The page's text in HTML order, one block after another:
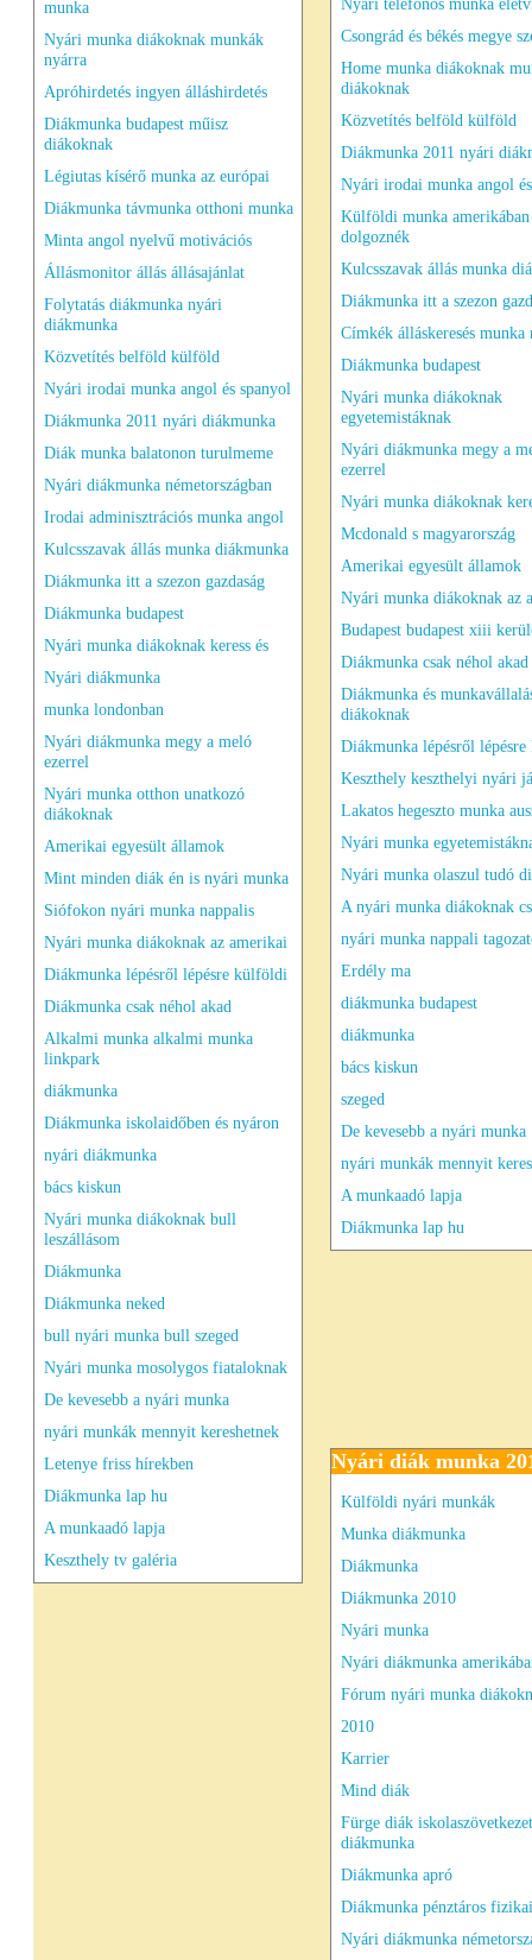
munka
Nyári munka diákoknak munkák
nyárra
Apróhirdetés ingyen álláshirdetés
Diákmunka budapest műisz
diákoknak
Légiutas kísérő munka az európai
Diákmunka távmunka otthoni munka
Minta angol nyelvű motivációs
Állásmonitor állás állásajánlat
Folytatás diákmunka nyári
diákmunka
Közvetítés belföld külföld
Nyári irodai munka angol és spanyol
Diákmunka 2011 nyári diákmunka
Diák munka balatonon turulmeme
Nyári diákmunka németországban
Irodai adminisztrációs munka angol
Kulcsszavak állás munka diákmunka
Diákmunka itt a szezon gazdaság
Diákmunka budapest
Nyári munka diákoknak keress és
Nyári diákmunka
munka londonban
Nyári diákmunka megy a meló
ezerrel
Nyári munka otthon unatkozó
diákoknak
Amerikai egyesült államok
Mint minden diák én is nyári munka
Siófokon nyári munka nappalis
Nyári munka diákoknak az amerikai
Diákmunka lépésről lépésre külföldi
Diákmunka csak néhol akad
Alkalmi munka alkalmi munka
linkpark
diákmunka
Diákmunka iskolaidőben és nyáron
nyári diákmunka
bács kiskun
Nyári munka diákoknak bull
leszállásom
Diákmunka
Diákmunka neked
bull nyári munka bull szeged
Nyári munka mosolygos fiataloknak
De kevesebb a nyári munka
nyári munkák mennyit kereshetnek
Letenye friss hírekben
Diákmunka lap hu
A munkaadó lapja
Keszthely tv galéria
Csongrád és békés megye
Home munka diákoknak
diákoknak
Közvetítés belföld külföld
Diákmunka 2011 nyári
Nyári irodai munka angol
Külföldi munka amerikában
dolgoznék
Kulcsszavak állás munka
Diákmunka itt a szezon
Címkék álláskeresés munka
Diákmunka budapest
Nyári munka diákoknak
egyetemistáknak
Nyári diákmunka megy a
ezerrel
Nyári munka diákoknak
Mcdonald s magyarország
Amerikai egyesült államok
Nyári munka diákoknak az
Budapest budapest xiii
Diákmunka csak néhol akad
Diákmunka és
diákoknak
Diákmunka lépésről
Keszthely keszthelyi nyári
Lakatos hegeszto munka
Nyári munka
Nyári munka olaszul tudó
A nyári munka diákoknak
nyári munka nappali
Erdély ma
diákmunka budapest
diákmunka
bács kiskun
szeged
De kevesebb a nyári munka
nyári munkák mennyit
A munkaadó lapja
Diákmunka lap hu
Nyári diák munka
Külföldi nyári munkák
Munka diákmunka
Diákmunka
Diákmunka 2010
Nyári munka
Nyári diákmunka
Fórum nyári munka
2010
Karrier
Mind diák
Fürge diák iskolaszövetkezet
diákmunka
Diákmunka apró
Diákmunka pénztáros
Nyári diákmunka